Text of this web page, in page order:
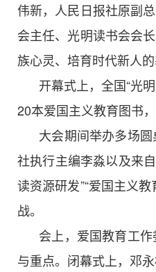
伟新，人民日报社原副
会主任、光明读书会会
族心灵、培育时代新人
开幕式上，全国“光明
20本爱国主义教育图书
大会期间举办多场圆
社执行主编李淼以及来
读资源研发”“爱国主义
战。
会上，爱国教育工作
与重点。闭幕式上，邓